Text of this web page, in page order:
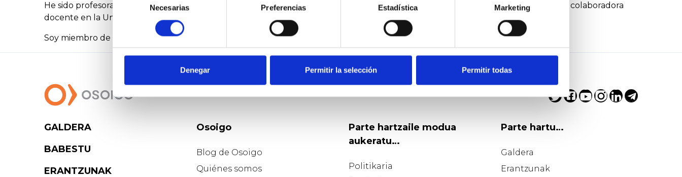
de
consentimiento
Necesarias Preferencias Estadística Marketing
Denegar Permitir la selección Permitir todas
He sido profesora adjunta de la Universidad de Navarra. Soy coordinadora y docente del Experto en gestión sanitaria en la UPNA y colaboradora
docente en la Universidad de Deusto.
Soy miembro de la junta directiva de la SEDAP y de la Junta Territorial de SEDISA en Navarra.
GALDERA
BABESTU
ERANTZUNAK
Osoigo
Blog de Osoigo
Quiénes somos
Parte hartzaile modua
aukeratu…
Politikaria
Parte hartu…
Galdera
Erantzunak